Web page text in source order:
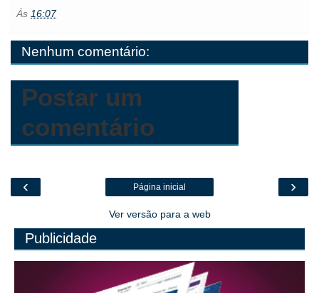
b
o
k
t
r
p
p
g
e
r
k
.
c
Ás 16:07
Nenhum comentário:
Postar um
comentário
‹ ›
Página inicial
Ver versão para a web
Publicidade